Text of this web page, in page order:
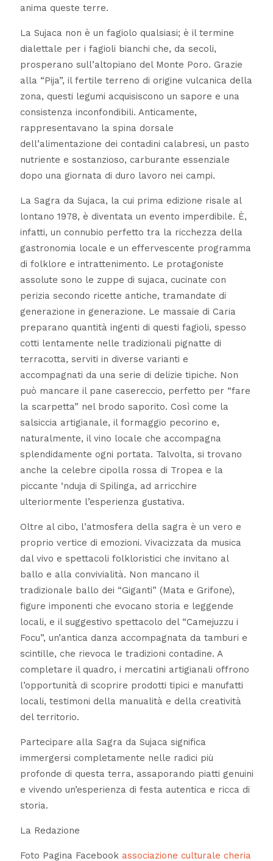
anima queste terre.
La Sujaca non è un fagiolo qualsiasi; è il termine
dialettale per i fagioli bianchi che, da secoli,
prosperano sull’altopiano del Monte Poro. Grazie
alla “Pija”, il fertile terreno di origine vulcanica della
zona, questi legumi acquisiscono un sapore e una
consistenza inconfondibili. Anticamente,
rappresentavano la spina dorsale
dell’alimentazione dei contadini calabresi, un pasto
nutriente e sostanzioso, carburante essenziale
dopo una giornata di duro lavoro nei campi.
La Sagra da Sujaca, la cui prima edizione risale al
lontano 1978, è diventata un evento imperdibile. È,
infatti, un connubio perfetto tra la ricchezza della
gastronomia locale e un effervescente programma
di folklore e intrattenimento. Le protagoniste
assolute sono le zuppe di sujaca, cucinate con
perizia secondo ricette antiche, tramandate di
generazione in generazione. Le massaie di Caria
preparano quantità ingenti di questi fagioli, spesso
cotti lentamente nelle tradizionali pignatte di
terracotta, serviti in diverse varianti e
accompagnati da una serie di delizie tipiche. Non
può mancare il pane casereccio, perfetto per “fare
la scarpetta” nel brodo saporito. Così come la
salsiccia artigianale, il formaggio pecorino e,
naturalmente, il vino locale che accompagna
splendidamente ogni portata. Talvolta, si trovano
anche la celebre cipolla rossa di Tropea e la
piccante ‘nduja di Spilinga, ad arricchire
ulteriormente l’esperienza gustativa.
Oltre al cibo, l’atmosfera della sagra è un vero e
proprio vertice di emozioni. Vivacizzata da musica
dal vivo e spettacoli folkloristici che invitano al
ballo e alla convivialità. Non mancano il
tradizionale ballo dei “Giganti” (Mata e Grifone),
figure imponenti che evocano storia e leggende
locali, e il suggestivo spettacolo del “Camejuzzu i
Focu”, un’antica danza accompagnata da tamburi e
scintille, che rievoca le tradizioni contadine. A
completare il quadro, i mercatini artigianali offrono
l’opportunità di scoprire prodotti tipici e manufatti
locali, testimoni della manualità e della creatività
del territorio.
Partecipare alla Sagra da Sujaca significa
immergersi completamente nelle radici più
profonde di questa terra, assaporando piatti genuini
e vivendo un’esperienza di festa autentica e ricca di
storia.
La Redazione
Foto Pagina Facebook associazione culturale cheria